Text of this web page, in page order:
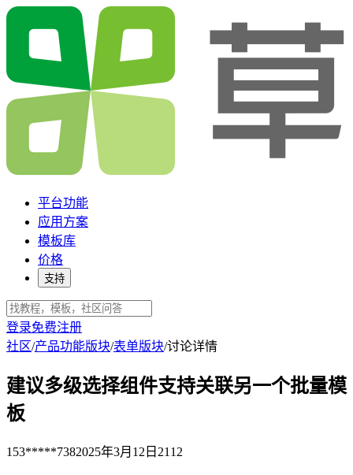
平台功能
应用方案
模板库
价格
支持
登录免费注册
社区/产品功能版块/表单版块/讨论详情
建议多级选择组件支持关联另一个批量模
板
153*****7382025年3月12日 2112